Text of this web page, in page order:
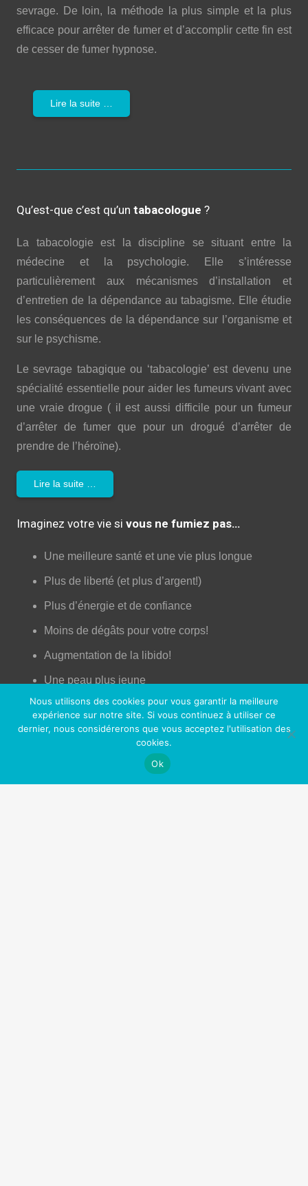
sevrage. De loin, la méthode la plus simple et la plus
efficace pour arrêter de fumer et d’accomplir cette fin est
de cesser de fumer hypnose.
Lire la suite …
Qu’est-que c’est qu’un tabacologue ?
La tabacologie est la discipline se situant entre la
médecine et la psychologie. Elle s’intéresse
particulièrement aux mécanismes d’installation et
d’entretien de la dépendance au tabagisme. Elle étudie
les conséquences de la dépendance sur l’organisme et
sur le psychisme.
Le sevrage tabagique ou ‘tabacologie’ est devenu une
spécialité essentielle pour aider les fumeurs vivant avec
une vraie drogue ( il est aussi difficile pour un fumeur
d’arrêter de fumer que pour un drogué d’arrêter de
prendre de l’héroïne).
Lire la suite …
Imaginez votre vie si vous ne fumiez pas…
Une meilleure santé et une vie plus longue
Plus de liberté (et plus d’argent!)
Plus d’énergie et de confiance
Moins de dégâts pour votre corps!
Augmentation de la libido!
Une peau plus jeune
Un meilleur contrôle de votre vie
Plus d’opportunités professionnelles et sociales
Nous utilisons des cookies pour vous garantir la meilleure
expérience sur notre site. Si vous continuez à utiliser ce
dernier, nous considérerons que vous acceptez l'utilisation des
cookies.
Ok